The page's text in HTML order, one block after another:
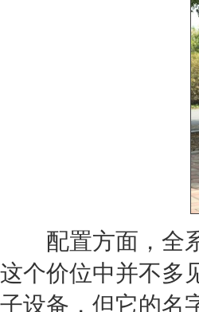
配置方面，全系
这个价位中并不多
子设备，但它的名